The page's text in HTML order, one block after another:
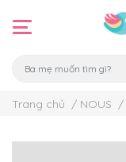
Trang chủ / NOUS /